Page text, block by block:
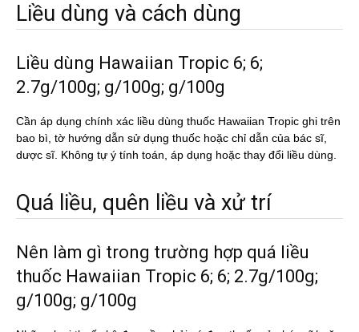
Liều dùng và cách dùng
Liều dùng Hawaiian Tropic 6; 6;
2.7g/100g; g/100g; g/100g
Cần áp dụng chính xác liều dùng thuốc Hawaiian Tropic ghi trên
bao bì, tờ hướng dẫn sử dụng thuốc hoặc chỉ dẫn của bác sĩ,
dược sĩ. Không tự ý tính toán, áp dụng hoặc thay đổi liều dùng.
Quá liều, quên liều và xử trí
Nên làm gì trong trường hợp quá liều
thuốc Hawaiian Tropic 6; 6; 2.7g/100g;
g/100g; g/100g